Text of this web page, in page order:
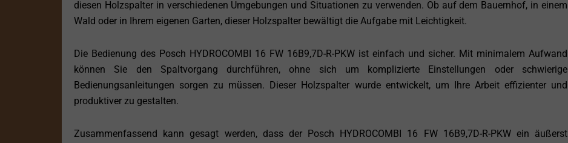
diesen Holzspalter in verschiedenen Umgebungen und Situationen zu verwenden. Ob auf dem Bauernhof, in einem
Wald oder in Ihrem eigenen Garten, dieser Holzspalter bewältigt die Aufgabe mit Leichtigkeit.
Die Bedienung des Posch HYDROCOMBI 16 FW 16B9,7D-R-PKW ist einfach und sicher. Mit minimalem Aufwand
können Sie den Spaltvorgang durchführen, ohne sich um komplizierte Einstellungen oder schwierige
Bedienungsanleitungen sorgen zu müssen. Dieser Holzspalter wurde entwickelt, um Ihre Arbeit effizienter und
produktiver zu gestalten.
Zusammenfassend kann gesagt werden, dass der Posch HYDROCOMBI 16 FW 16B9,7D-R-PKW ein äußerst